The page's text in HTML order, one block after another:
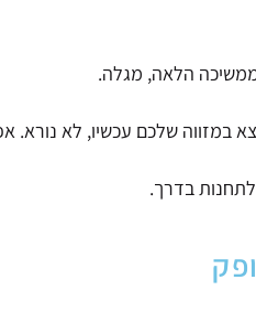
הלאה, מגלה.
במזווה שלכם עכשיו, לא נורא.
לתחנות בדרך.